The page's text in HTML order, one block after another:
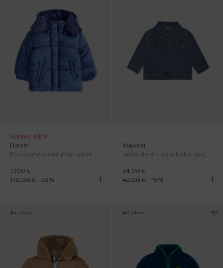
Soldes d'Été
Diesel
Doudoune bleue pour bébé garçon avec logo
77,00 €
170,00 € -55%
Mayoral
Veste denim pour bébé garçon
34,00 €
42,00 €
-19%
Au rabais Au rabais